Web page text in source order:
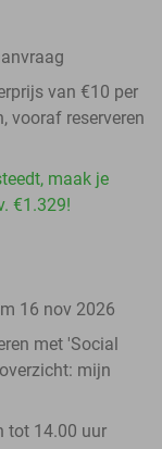
van €10 per
vooraf reserveren
maak je
€1.329!
16 nov 2026
met 'Social
mijn
tot 14.00 uur